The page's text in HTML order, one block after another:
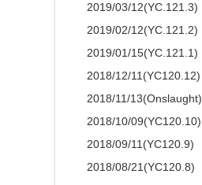
2019/03/12(YC.121.3)
2019/02/12(YC.121.2)
2019/01/15(YC.121.1)
2018/12/11(YC120.12)
2018/11/13(Onslaught)
2018/10/09(YC120.10)
2018/09/11(YC120.9)
2018/08/21(YC120.8)